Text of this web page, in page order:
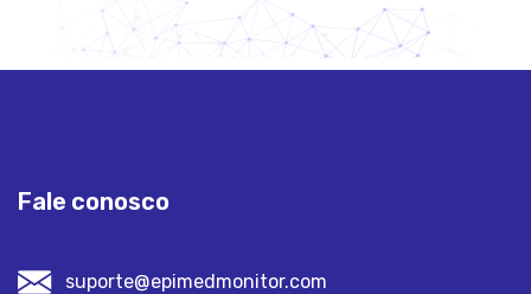
Fale conosco
suporte@epimedmonitor.com